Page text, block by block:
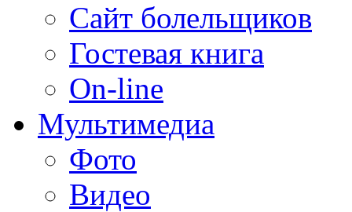
Сайт болельщиков
Гостевая книга
On-line
Мультимедиа
Фото
Видео